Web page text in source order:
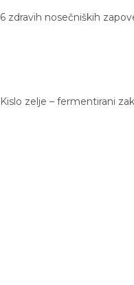
6 zdravih nosečniških
Kislo zelje – fermentirani